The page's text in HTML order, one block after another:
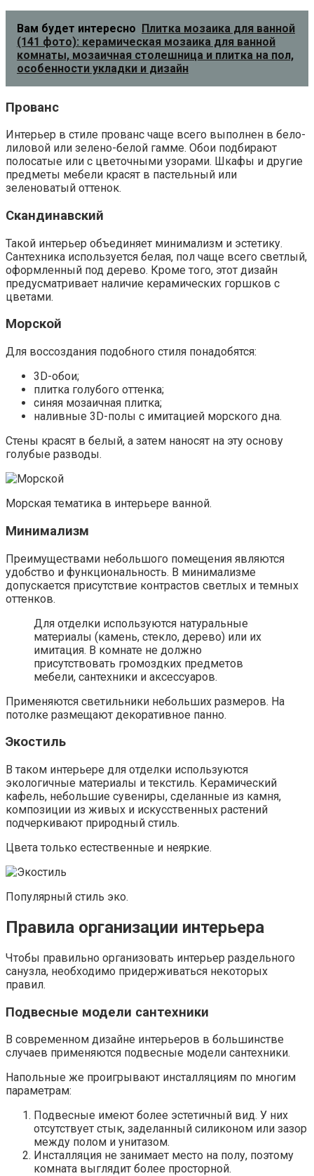
Вам будет интересно Плитка мозаика для ванной
(141 фото): керамическая мозаика для ванной
комнаты, мозаичная столешница и плитка на пол,
особенности укладки и дизайн
Прованс
Интерьер в стиле прованс чаще всего выполнен в бело-
лиловой или зелено-белой гамме. Обои подбирают
полосатые или с цветочными узорами. Шкафы и другие
предметы мебели красят в пастельный или
зеленоватый оттенок.
Скандинавский
Такой интерьер объединяет минимализм и эстетику.
Сантехника используется белая, пол чаще всего светлый,
оформленный под дерево. Кроме того, этот дизайн
предусматривает наличие керамических горшков с
цветами.
Морской
Для воссоздания подобного стиля понадобятся:
3D-обои;
плитка голубого оттенка;
синяя мозаичная плитка;
наливные 3D-полы с имитацией морского дна.
Стены красят в белый, а затем наносят на эту основу
голубые разводы.
Морская тематика в интерьере ванной.
Минимализм
Преимуществами небольшого помещения являются
удобство и функциональность. В минимализме
допускается присутствие контрастов светлых и темных
оттенков.
Для отделки используются натуральные
материалы (камень, стекло, дерево) или их
имитация. В комнате не должно
присутствовать громоздких предметов
мебели, сантехники и аксессуаров.
Применяются светильники небольших размеров. На
потолке размещают декоративное панно.
Экостиль
В таком интерьере для отделки используются
экологичные материалы и текстиль. Керамический
кафель, небольшие сувениры, сделанные из камня,
композиции из живых и искусственных растений
подчеркивают природный стиль.
Цвета только естественные и неяркие.
Популярный стиль эко.
Правила организации интерьера
Чтобы правильно организовать интерьер раздельного
санузла, необходимо придерживаться некоторых
правил.
Подвесные модели сантехники
В современном дизайне интерьеров в большинстве
случаев применяются подвесные модели сантехники.
Напольные же проигрывают инсталляциям по многим
параметрам:
Подвесные имеют более эстетичный вид. У них
отсутствует стык, заделанный силиконом или зазор
между полом и унитазом.
Инсталляция не занимает место на полу, поэтому
комната выглядит более просторной.